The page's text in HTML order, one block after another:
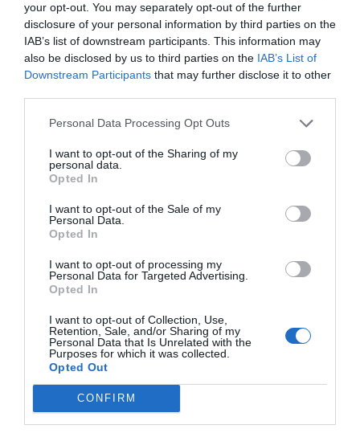
your opt-out. You may separately opt-out of the further
disclosure of your personal information by third parties on the
IAB’s list of downstream participants. This information may
also be disclosed by us to third parties on the IAB’s List of
Downstream Participants that may further disclose it to other
Personal Data Processing Opt Outs
I want to opt-out of the Sharing of my
personal data.
Opted In
I want to opt-out of the Sale of my
Personal Data.
Opted In
I want to opt-out of processing my
Personal Data for Targeted Advertising.
Opted In
I want to opt-out of Collection, Use,
Retention, Sale, and/or Sharing of my
Personal Data that Is Unrelated with the
Purposes for which it was collected.
Opted Out
CONFIRM
potencial d’acció de les paraules, de com una
persona, escrivint allò que pensa, investiga i
elabora, pot inspirar a tots aquells que lluiten per
un món millor i explicar els reptes presents a
aquells que encara no estan convençuts per la
causa. Amb un llenguatge planer i contrastat amb
emocionalitat pròpia d’aquell qui lluita pel que
creu, Naomi Klein és capaç de fer sacsejar un món
en flames per brindar una llum d’esperança per
aquells qui encara pensem que es pot salvar.
Afegir
Estigues informat amb les últimes notícies d'actualitat
ACTIVAR ARA